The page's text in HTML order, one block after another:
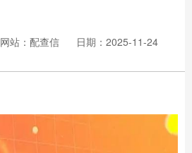
网站：配查信
日期：2025-11-24